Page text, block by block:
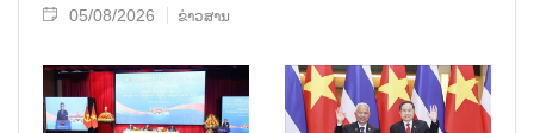
05/08/2026 ຂ່າວສານ